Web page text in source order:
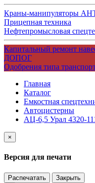
Краны-манипуляторы
Прицепная техника
Нефтепромысловая
Капитальный ремонт
ДОПОГ
Одобрения типа
Главная
Каталог
Емкостная
Автоцистерны
АЦ-6,5 Урал 4320-
×
Версия для печати
Распечатать
Закрыть